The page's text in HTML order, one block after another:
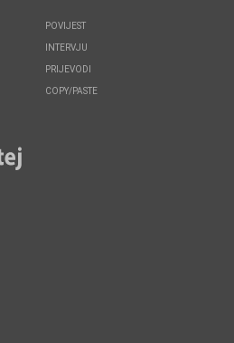
POVIJEST
INTERVJU
PRIJEVODI
COPY/PASTE